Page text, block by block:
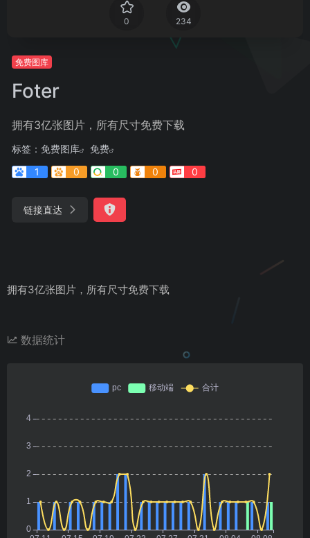
0 234
免费图库
Foter
拥有3亿张图片，所有尺寸免费下载
标签： 免费图库
免费
1
0 0 0 0
链接直达
拥有3亿张图片，所有尺寸免费下载
数据统计